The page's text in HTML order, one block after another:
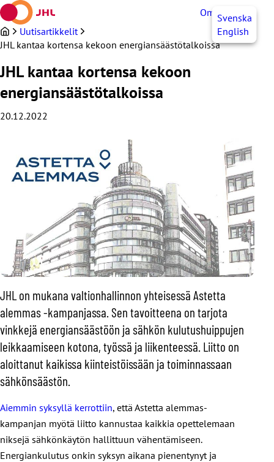
Siirry
sisältöön
OmaJHLSvenska
English
Uutisartikkelit
JHL kantaa kortensa kekoon energiansäästötalkoissa
JHL kantaa kortensa kekoon
energiansäästötalkoissa
20.12.2022
JHL on mukana valtionhallinnon yhteisessä Astetta
alemmas -kampanjassa. Sen tavoitteena on tarjota
vinkkejä energiansäästöön ja sähkön kulutushuippujen
leikkaamiseen kotona, työssä ja liikenteessä. Liitto on
aloittanut kaikissa kiinteistöissään ja toiminnassaan
sähkönsäästön.
Aiemmin syksyllä kerrottiin, että Astetta alemmas-
kampanjan myötä liitto kannustaa kaikkia opettelemaan
niksejä sähkönkäytön hallittuun vähentämiseen.
Energiankulutus onkin syksyn aikana pienentynyt ja